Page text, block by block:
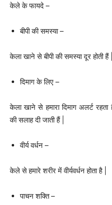
केले के फायदे –
बीपी की समस्या –
केला खाने से बीपी की समस्या दूर होती हैं |
दिमाग के लिए –
केला खाने से हमारा दिमाग अलर्ट
की सलाह दी जाती हैं |
वीर्य वर्धन –
केले से हमारे शरीर में वीर्यवर्धन होता है |
पाचन शक्ति –